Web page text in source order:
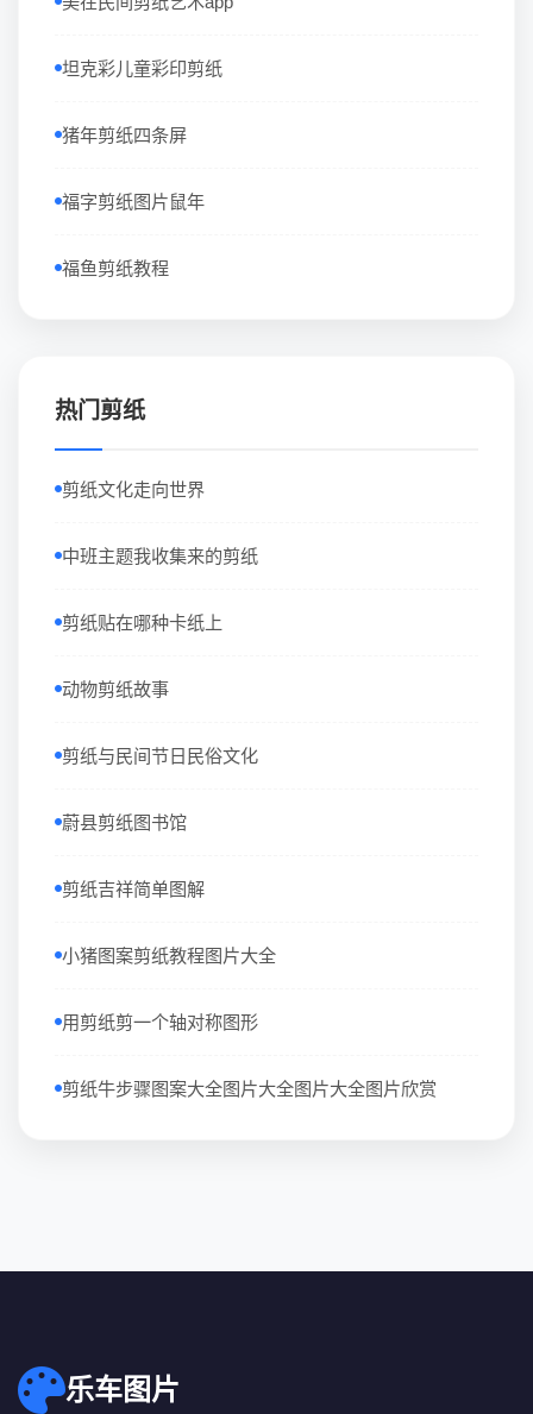
坦克彩儿童彩印剪纸
猪年剪纸四条屏
福字剪纸图片鼠年
福鱼剪纸教程
热门剪纸
剪纸文化走向世界
中班主题我收集来的剪纸
剪纸贴在哪种卡纸上
动物剪纸故事
剪纸与民间节日民俗文化
蔚县剪纸图书馆
剪纸吉祥简单图解
小猪图案剪纸教程图片大全
用剪纸剪一个轴对称图形
剪纸牛步骤图案大全图片大全图片大全图片欣赏
乐车图片